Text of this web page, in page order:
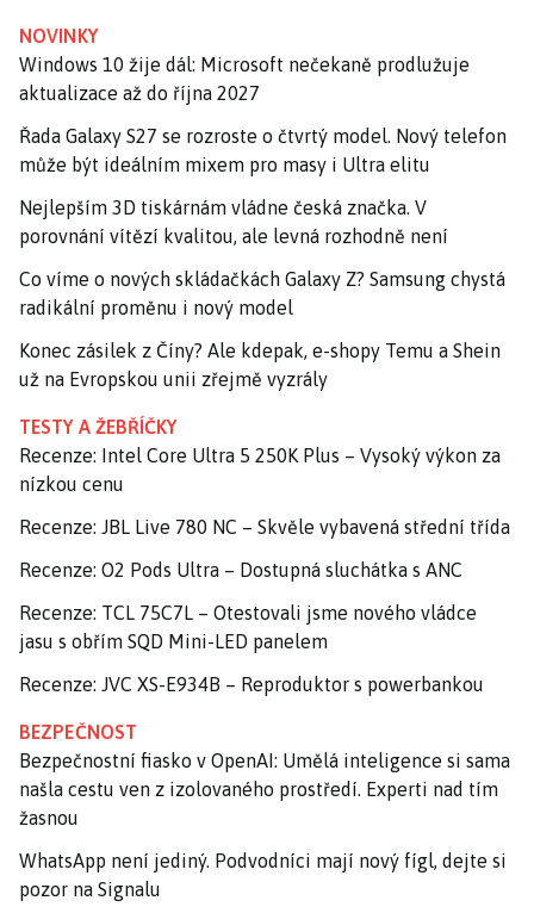
NOVINKY
Windows 10 žije dál: Microsoft nečekaně prodlužuje
aktualizace až do října 2027
Řada Galaxy S27 se rozroste o čtvrtý model. Nový telefon
může být ideálním mixem pro masy i Ultra elitu
Nejlepším 3D tiskárnám vládne česká značka. V
porovnání vítězí kvalitou, ale levná rozhodně není
Co víme o nových skládačkách Galaxy Z? Samsung chystá
radikální proměnu i nový model
Konec zásilek z Číny? Ale kdepak, e-shopy Temu a Shein
už na Evropskou unii zřejmě vyzrály
TESTY A ŽEBŘÍČKY
Recenze: Intel Core Ultra 5 250K Plus – Vysoký výkon za
nízkou cenu
Recenze: JBL Live 780 NC – Skvěle vybavená střední třída
Recenze: O2 Pods Ultra – Dostupná sluchátka s ANC
Recenze: TCL 75C7L – Otestovali jsme nového vládce
jasu s obřím SQD Mini-LED panelem
Recenze: JVC XS-E934B – Reproduktor s powerbankou
BEZPEČNOST
Bezpečnostní fiasko v OpenAI: Umělá inteligence si sama
našla cestu ven z izolovaného prostředí. Experti nad tím
žasnou
WhatsApp není jediný. Podvodníci mají nový fígl, dejte si
pozor na Signalu